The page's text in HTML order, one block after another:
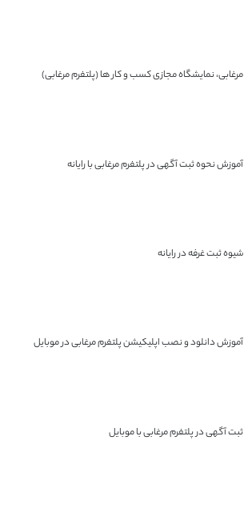
مرغابی، نمایشگاه مجازی کسب و کار ها (پلتفرم مرغابی)
آموزش نحوه ثبت آگهی در پلتفرم مرغابی با رایانه
شیوه ثبت غرفه در رایانه
آموزش دانلود و نصب اپلیکیشن پلتفرم مرغابی در موبایل
ثبت آگهی در پلتفرم مرغابی با موبایل